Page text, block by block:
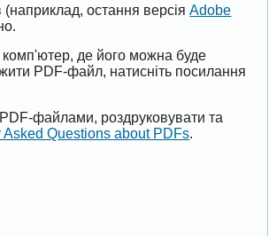
остання версіяAdobe
де його можна буде
PDF-файл, натисніть посилання
файлами, роздруковувати та
Asked Questions about PDFs.